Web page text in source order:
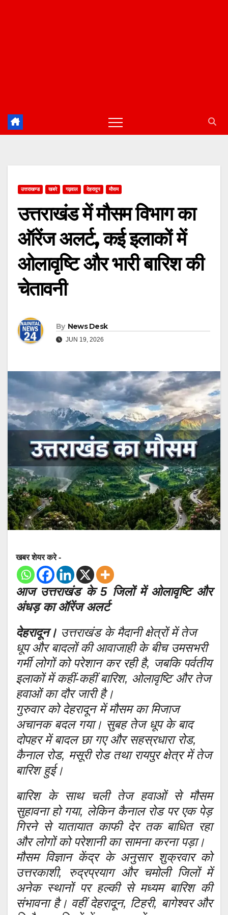
उत्तराखण्ड खबरे गढ़वाल देहरादून मौसम
उत्तराखंड में मौसम विभाग का
ऑरेंज अलर्ट, कई इलाकों में
ओलावृष्टि और भारी बारिश की
चेतावनी
By News Desk
JUN 19, 2026
खबर शेयर करे -
आज उत्तराखंड के 5 जिलों में ओलावृष्टि और
अंधड़ का ऑरेंज अलर्ट
देहरादून। उत्तराखंड के मैदानी क्षेत्रों में तेज
धूप और बादलों की आवाजाही के बीच उमसभरी
गर्मी लोगों को परेशान कर रही है, जबकि पर्वतीय
इलाकों में कहीं-कहीं बारिश, ओलावृष्टि और तेज
हवाओं का दौर जारी है।
गुरुवार को देहरादून में मौसम का मिजाज
अचानक बदल गया। सुबह तेज धूप के बाद
दोपहर में बादल छा गए और सहस्रधारा रोड,
कैनाल रोड, मसूरी रोड तथा रायपुर क्षेत्र में तेज
बारिश हुई।
बारिश के साथ चली तेज हवाओं से मौसम
सुहावना हो गया, लेकिन कैनाल रोड पर एक पेड़
गिरने से यातायात काफी देर तक बाधित रहा
और लोगों को परेशानी का सामना करना पड़ा।
मौसम विज्ञान केंद्र के अनुसार शुक्रवार को
उत्तरकाशी, रुद्रप्रयाग और चमोली जिलों में
अनेक स्थानों पर हल्की से मध्यम बारिश की
संभावना है। वहीं देहरादून, टिहरी, बागेश्वर और